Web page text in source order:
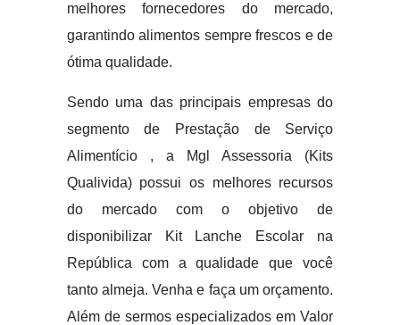
melhores fornecedores do mercado,
garantindo alimentos sempre frescos e de
ótima qualidade.
Sendo uma das principais empresas do
segmento de Prestação de Serviço
Alimentício , a Mgl Assessoria (Kits
Qualivida) possui os melhores recursos
do mercado com o objetivo de
disponibilizar Kit Lanche Escolar na
República com a qualidade que você
tanto almeja. Venha e faça um orçamento.
Além de sermos especializados em Valor